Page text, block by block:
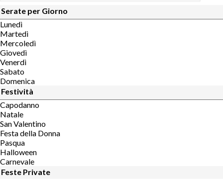
Serate per Giorno
Lunedì
Martedì
Mercoledì
Giovedì
Venerdì
Sabato
Domenica
Festività
Capodanno
Natale
San Valentino
Festa della Donna
Pasqua
Halloween
Carnevale
Feste Private